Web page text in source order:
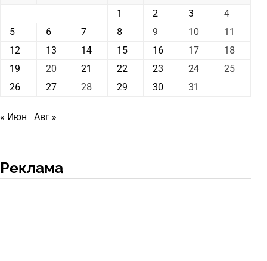
1
2 3
4
5
6 7 8 9 10
11
12
13 14 15 16 17
18
19
20 21 22 23 24
25
26
27 28 29 30 31
« Июн Авг »
Реклама